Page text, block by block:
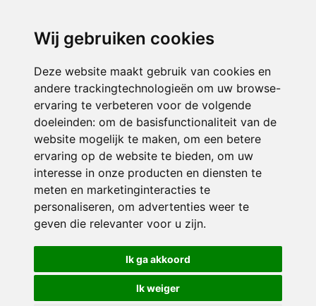
Wij gebruiken cookies
Deze website maakt gebruik van cookies en
andere trackingtechnologieën om uw browse-
ervaring te verbeteren voor de volgende
doeleinden: om de basisfunctionaliteit van de
website mogelijk te maken, om een betere
ervaring op de website te bieden, om uw
interesse in onze producten en diensten te
meten en marketinginteracties te
personaliseren, om advertenties weer te
geven die relevanter voor u zijn.
Ik ga akkoord
Ik weiger
ONDERDEEL VAN
© 2026 De Vlinder | Alle rechten voorbehouden
Privacy policy|Disclaimer| Klachtenregeling|RSIN en Anbi
voorkeuren
Crealisatie The MindOffice